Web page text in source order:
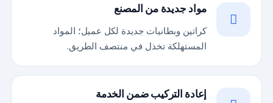
مواد جديدة من المصنع
كراتين وبطانيات جديدة لكل عميل؛ المواد
المستهلكة تخذل في منتصف الطريق.
إعادة التركيب ضمن الخدمة